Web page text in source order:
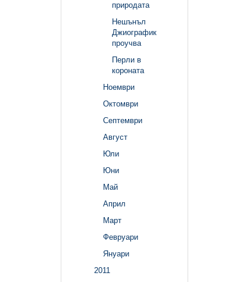
природата
Нешънъл
Джиографик
проучва
Перли в
короната
Ноември
Октомври
Септември
Август
Юли
Юни
Май
Април
Март
Февруари
Януари
2011